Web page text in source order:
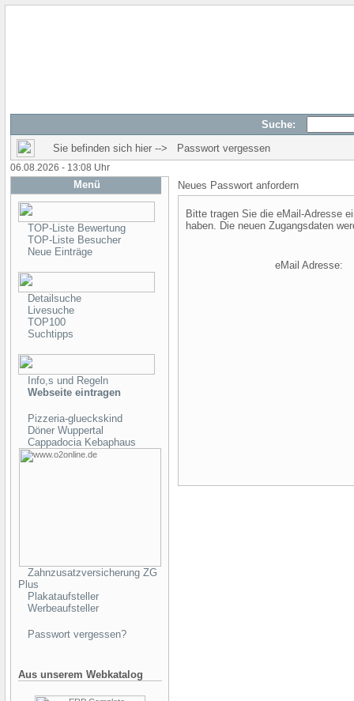
Suche:
Sie befinden sich hier --> Passwort vergessen
06.08.2026 - 13:08 Uhr
Menü
TOP-Liste Bewertung
TOP-Liste Besucher
Neue Einträge
Detailsuche
Livesuche
TOP100
Suchtipps
Info,s und Regeln
Webseite eintragen
Pizzeria-glueckskind
Döner Wuppertal
Cappadocia Kebaphaus
Zahnzusatzversicherung ZG
Plus
Plakataufsteller
Werbeaufsteller
Passwort vergessen?
Aus unserem Webkatalog
Neues Passwort anfordern
Bitte tragen Sie die eMail-Adresse
haben. Die neuen Zugangsdaten
eMail Adresse: